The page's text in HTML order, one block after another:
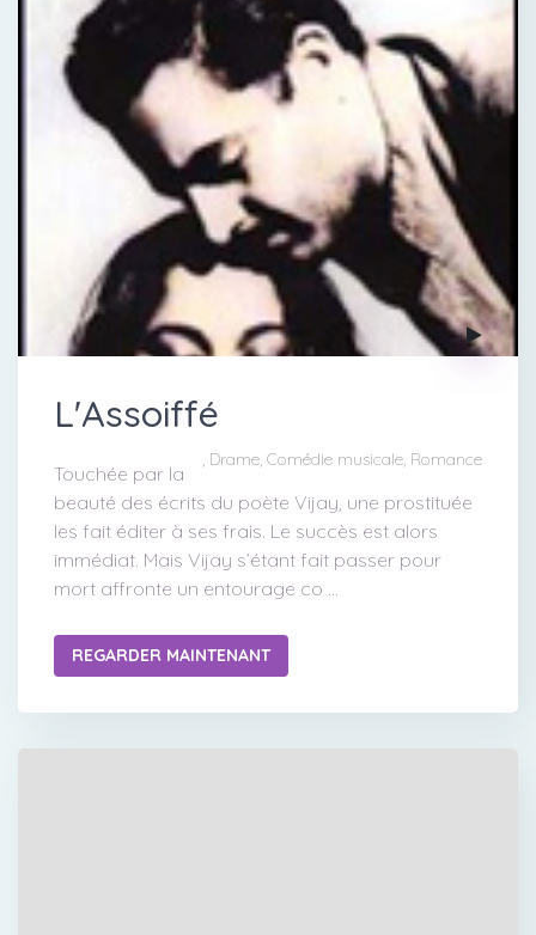
L'Assoiffé
, Drame, Comédie musicale, Romance
Touchée par la
beauté des écrits du poète Vijay, une prostituée
les fait éditer à ses frais. Le succès est alors
immédiat. Mais Vijay s’étant fait passer pour
mort affronte un entourage co ...
REGARDER MAINTENANT